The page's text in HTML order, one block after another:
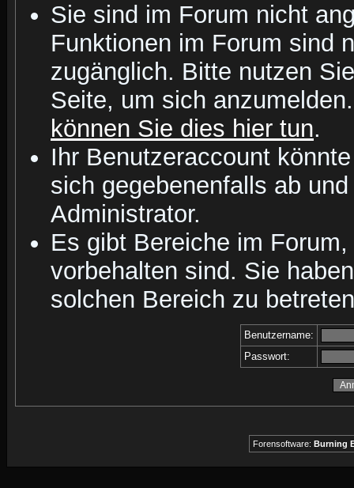
Sie sind im Forum nicht
Funktionen im Forum sind
zugänglich. Bitte nutzen
Seite, um sich
können Sie dies hier tun.
Ihr Benutzeraccount
sich gegebenenfalls ab
Administrator.
Es gibt Bereiche im
vorbehalten sind. Sie
solchen Bereich zu
Benutzername:
Passwort:
Forensoftware: Burning